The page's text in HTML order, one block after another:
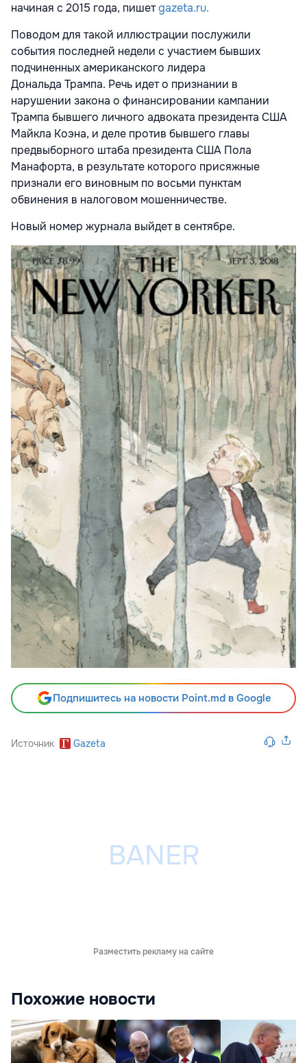
начиная с 2015 года, пишетgazeta.ru.
Поводом для такой иллюстрации послужили
события последней недели с участием бывших
подчиненных американского лидера
Дональда Трампа. Речь идет о признании в
нарушении закона о финансировании кампании
Трампа бывшего личного адвоката президента США
Майкла Коэна, и деле против бывшего главы
предвыборного штаба президента США Пола
Манафорта, в результате которого присяжные
признали его виновным по восьми пунктам
обвинения в налоговом мошенничестве.
Новый номер журнала выйдет в сентябре.
Подпишитесь на новости Point.md в Google
Источник Gazeta
Разместить рекламу на сайте
Похожие новости